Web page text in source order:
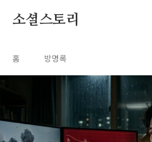
소셜스토리
홈 방명록